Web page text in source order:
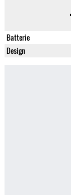
Batterie
Design